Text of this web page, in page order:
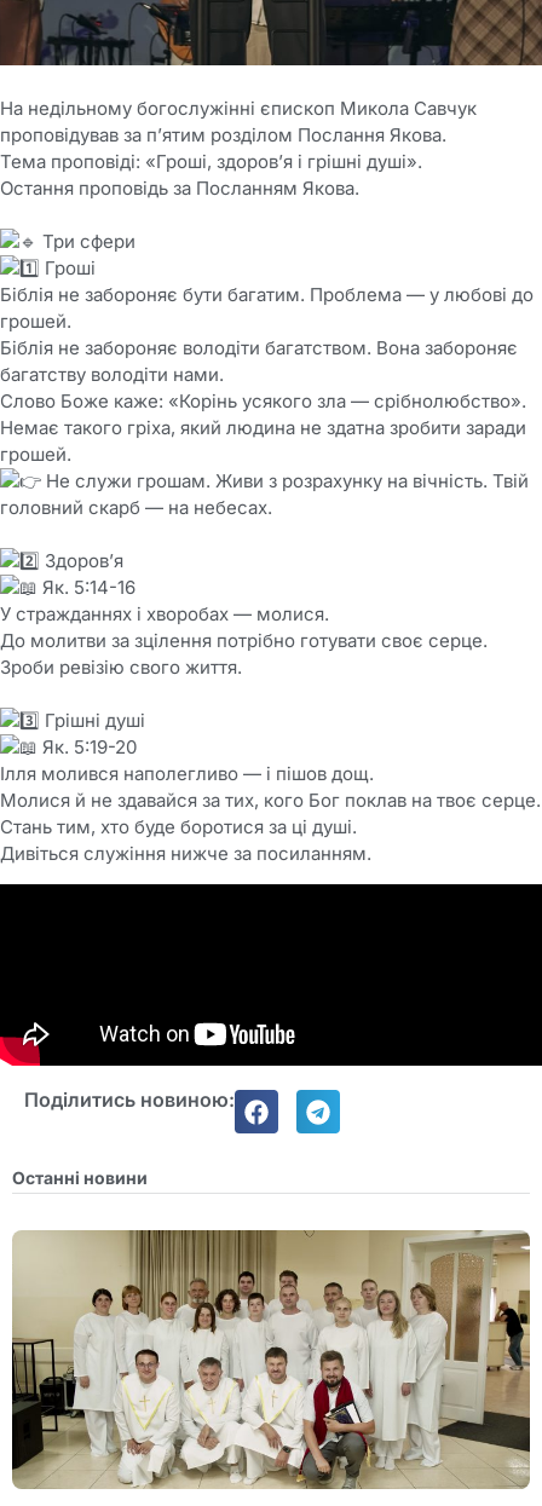
На недільному богослужінні єпископ Микола Савчук
проповідував за п’ятим розділом Послання Якова.
Тема проповіді: «Гроші, здоров’я і грішні душі».
Остання проповідь за Посланням Якова.
Три сфери
Гроші
Біблія не забороняє бути багатим. Проблема — у любові до
грошей.
Біблія не забороняє володіти багатством. Вона забороняє
багатству володіти нами.
Слово Боже каже: «Корінь усякого зла — срібнолюбство».
Немає такого гріха, який людина не здатна зробити заради
грошей.
Не служи грошам. Живи з розрахунку на вічність. Твій
головний скарб — на небесах.
Здоров’я
Як. 5:14-16
У стражданнях і хворобах — молися.
До молитви за зцілення потрібно готувати своє серце.
Зроби ревізію свого життя.
Грішні душі
Як. 5:19-20
Ілля молився наполегливо — і пішов дощ.
Молися й не здавайся за тих, кого Бог поклав на твоє серце.
Стань тим, хто буде боротися за ці душі.
Дивіться служіння нижче за посиланням.
Поділитись новиною:
Останні новини